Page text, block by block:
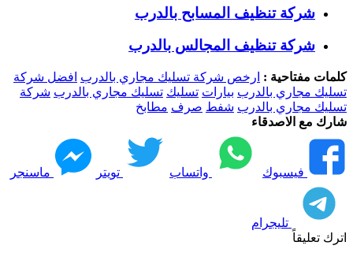
شركة تنظيف المسابح بالدرب
شركة تنظيف المجالس بالدرب
كلمات مفتاحية : ارخص شركة تسليك مجاري بالدرب افضل شركة
تسليك مجاري بالدرب بيارات تسليك تسليك مجاري بالدرب شركة
تسليك مجاري بالدرب شفط صرف مطابخ
شارك مع الاصدقاء
فيسبوك واتساب تويتر ماسنجر
تليجرام
اترك تعليقاً